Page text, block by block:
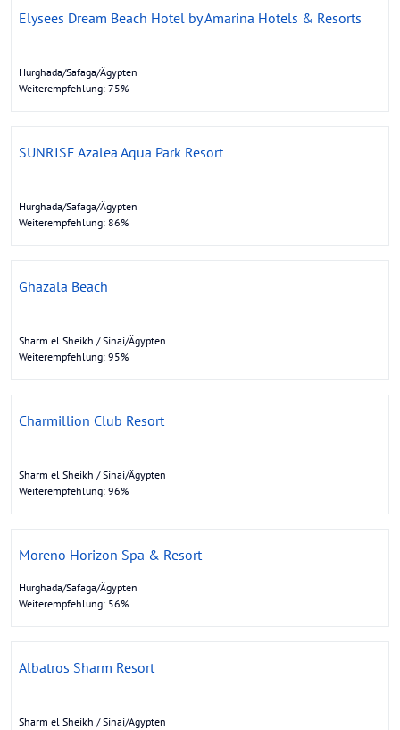
Elysees Dream Beach Hotel by Amarina Hotels & Resorts
Hurghada/Safaga/Ägypten
Weiterempfehlung: 75%
SUNRISE Azalea Aqua Park Resort
Hurghada/Safaga/Ägypten
Weiterempfehlung: 86%
Ghazala Beach
Sharm el Sheikh / Sinai/Ägypten
Weiterempfehlung: 95%
Charmillion Club Resort
Sharm el Sheikh / Sinai/Ägypten
Weiterempfehlung: 96%
Moreno Horizon Spa & Resort
Hurghada/Safaga/Ägypten
Weiterempfehlung: 56%
Albatros Sharm Resort
Sharm el Sheikh / Sinai/Ägypten